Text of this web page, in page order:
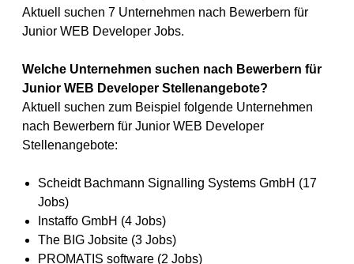
Aktuell suchen 7 Unternehmen nach Bewerbern für
Junior WEB Developer Jobs.
Welche Unternehmen suchen nach Bewerbern für
Junior WEB Developer Stellenangebote?
Aktuell suchen zum Beispiel folgende Unternehmen
nach Bewerbern für Junior WEB Developer
Stellenangebote:
Scheidt Bachmann Signalling Systems GmbH (17
Jobs)
Instaffo GmbH (4 Jobs)
The BIG Jobsite (3 Jobs)
PROMATIS software (2 Jobs)